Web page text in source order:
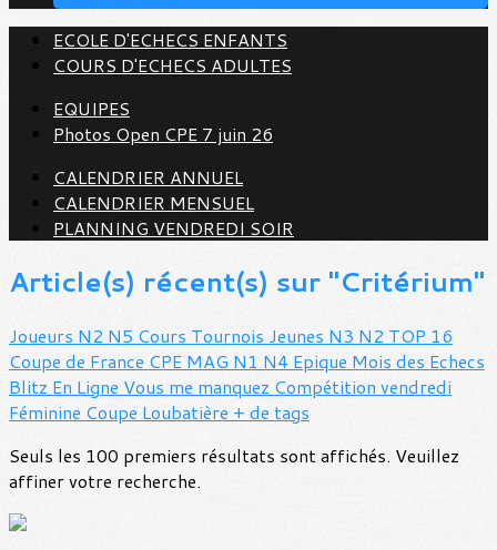
ECOLE D'ECHECS ENFANTS
COURS D'ECHECS ADULTES
EQUIPES
Photos Open CPE 7 juin 26
CALENDRIER ANNUEL
CALENDRIER MENSUEL
PLANNING VENDREDI SOIR
Article(s) récent(s) sur "Critérium"
Joueurs N2 N5 Cours Tournois Jeunes N3 N2 TOP 16
Coupe de France CPE MAG N1 N4 Epique Mois des Echecs
Blitz En Ligne Vous me manquez Compétition vendredi
Féminine Coupe Loubatière + de tags
Seuls les 100 premiers résultats sont affichés. Veuillez
affiner votre recherche.